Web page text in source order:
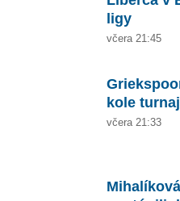
ligy
včera 21:45
kole
včera 21:33